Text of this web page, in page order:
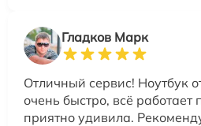
Гладков Марк
Отличный сервис! Ноутбук
очень быстро, всё
приятно удивила.